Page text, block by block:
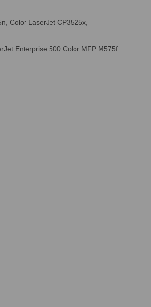
Color LaserJet CP3525x,
Enterprise 500 Color MFP M575f